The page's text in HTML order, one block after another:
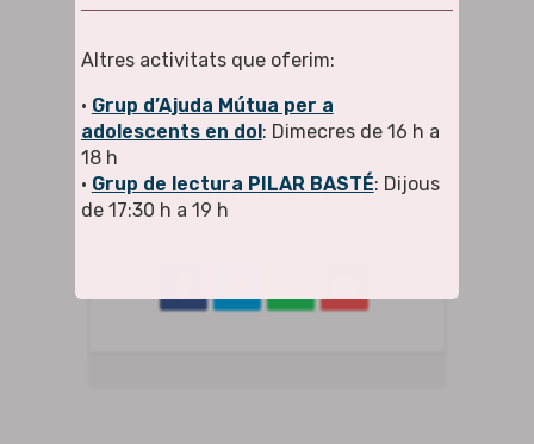
+ Exportar a iCal / Outlook
COMPARTEIX L'ACTIVITAT
Altres activitats que oferim:
• Grup d’Ajuda Mútua per a
adolescents en dol : Dimecres de 16 h a
18 h
• Grup de lectura PILAR BASTÉ: Dijous
de 17:30 h a 19 h